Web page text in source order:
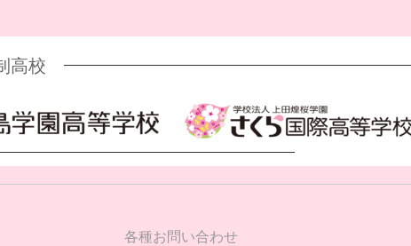
高校
各種お問い合わせ